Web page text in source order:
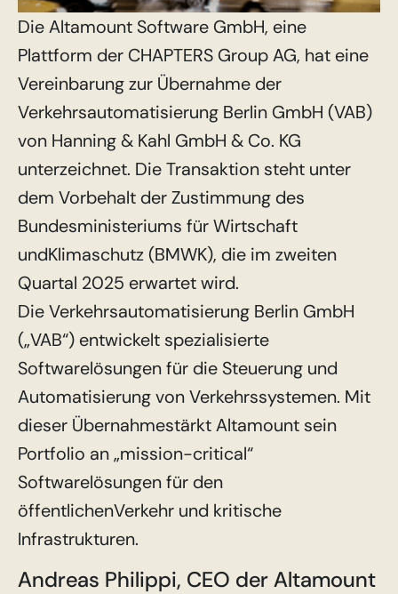
Die Altamount Software GmbH, eine
Plattform der CHAPTERS Group AG, hat eine
Vereinbarung zur Übernahme der
Verkehrsautomatisierung Berlin GmbH (VAB)
von Hanning & Kahl GmbH & Co. KG
unterzeichnet. Die Transaktion steht unter
dem Vorbehalt der Zustimmung des
Bundesministeriums für Wirtschaft
undKlimaschutz (BMWK), die im zweiten
Quartal 2025 erwartet wird.
Die Verkehrsautomatisierung Berlin GmbH
(„VAB“) entwickelt spezialisierte
Softwarelösungen für die Steuerung und
Automatisierung von Verkehrssystemen. Mit
dieser Übernahmestärkt Altamount sein
Portfolio an „mission-critical“
Softwarelösungen für den
öffentlichenVerkehr und kritische
Infrastrukturen.
Andreas Philippi, CEO der Altamount